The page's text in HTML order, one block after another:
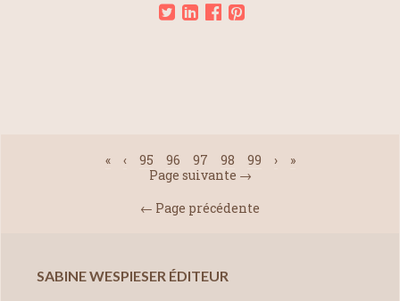
« ‹ 95 96 97 98 99 ›
»
Page suivante →
← Page précédente
SABINE WESPIESER ÉDITEUR